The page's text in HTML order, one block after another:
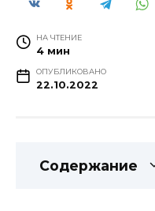
НА ЧТЕНИЕ
4 мин
ОПУБЛИКОВАНО
22.10.2022
Содержание